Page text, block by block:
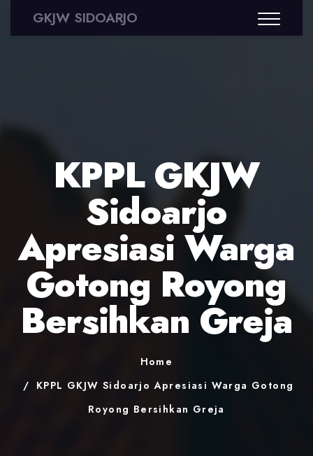
GKJW SIDOARJO
KPPL GKJW
Sidoarjo
Apresiasi Warga
Gotong Royong
Bersihkan Greja
Home
KPPL GKJW Sidoarjo Apresiasi Warga Gotong
Royong Bersihkan Greja